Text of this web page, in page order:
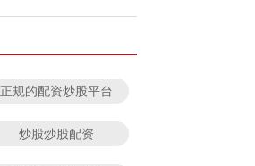
正规的配资炒股平台
炒股炒股配资